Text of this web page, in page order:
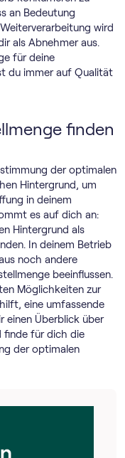
an Bedeutung
wird
als Abnehmer aus.
für deine
du immer auf Qualität
finden
der optimalen
Hintergrund, um
in deinem
es auf dich an:
Hintergrund als
In deinem Betrieb
noch andere
beeinflussen.
Möglichkeiten zur
eine umfassende
einen Überblick über
finde für dich die
der optimalen